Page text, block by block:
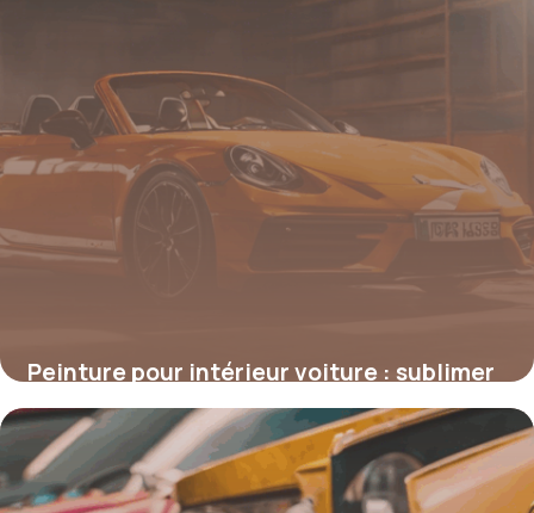
Peinture pour intérieur voiture : sublimer
et protéger votre habitacle
4 juillet 2025